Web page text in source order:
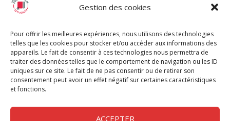
Gestion des cookies
Pour offrir les meilleures expériences, nous utilisons des technologies
telles que les cookies pour stocker et/ou accéder aux informations des
appareils. Le fait de consentir à ces technologies nous permettra de
traiter des données telles que le comportement de navigation ou les ID
uniques sur ce site. Le fait de ne pas consentir ou de retirer son
consentement peut avoir un effet négatif sur certaines caractéristiques
et fonctions.
ACCEPTER
Chèque Intermittents
Chèque Compta
Chèque Emploi Spectacle
G-Pods
Profession Audio-visuel